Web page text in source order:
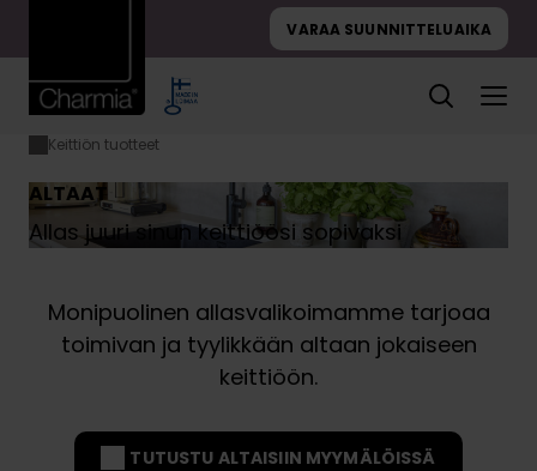
VARAA SUUNNITTELUAIKA
Etusivu
Keittiön tuotteet
Altaat
ALTAAT
Allas juuri sinun keittiöösi sopivaksi
Monipuolinen allasvalikoimamme tarjoaa
toimivan ja tyylikkään altaan jokaiseen
keittiöön.
TUTUSTU ALTAISIIN MYYMÄLÖISSÄ